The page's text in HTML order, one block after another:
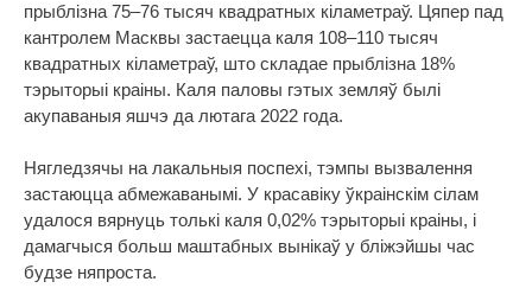
прыблізна 75–76 тысяч квадратных кіламетраў. Цяпер пад
кантролем Масквы застаецца каля 108–110 тысяч
квадратных кіламетраў, што складае прыблізна 18%
тэрыторыі краіны. Каля паловы гэтых земляў былі
акупаваныя яшчэ да лютага 2022 года.
Нягледзячы на лакальныя поспехі, тэмпы вызвалення
застаюцца абмежаванымі. У красавіку ўкраінскім сілам
удалося вярнуць толькі каля 0,02% тэрыторыі краіны, і
дамагчыся больш маштабных вынікаў у бліжэйшы час
будзе няпроста.